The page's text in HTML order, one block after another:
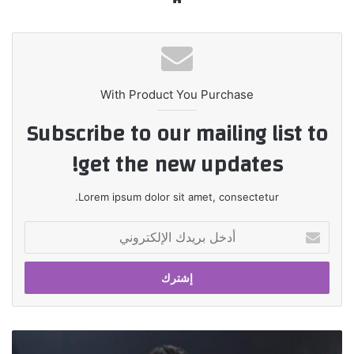
With Product You Purchase
Subscribe to our mailing list to
get the new updates!
Lorem ipsum dolor sit amet, consectetur.
بريدك
الإلكتروني